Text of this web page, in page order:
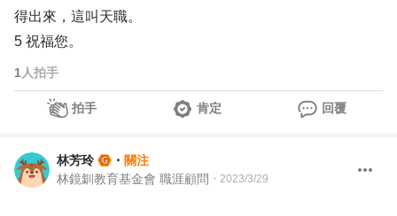
得出來，這叫天職。
5 祝福您。
1 人拍手
拍手 肯定 回覆
林芳玲 ・ 關注
林鏡釧教育基金會 職涯顧問 ・ 2023/3/29